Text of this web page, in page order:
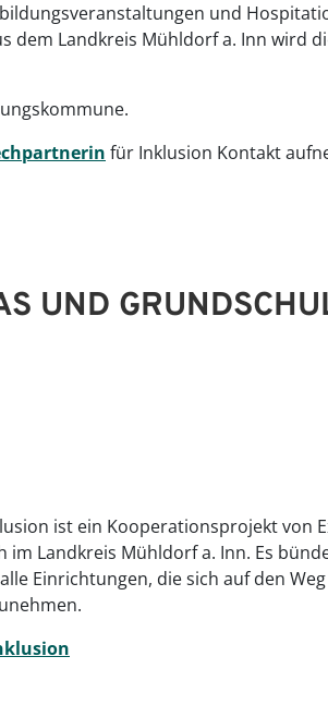
und
Landkreis Mühldorf a. Inn wird
für Inklusion Kontakt
UND
ist ein Kooperationsprojekt von
im Landkreis Mühldorf a. Inn. Es
Einrichtungen, die sich auf den